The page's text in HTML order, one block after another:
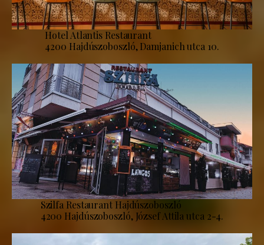
Hotel Atlantis Restaurant
4200 Hajdúszoboszló, Damjanich utca 10.
Szilfa Restaurant Hajdúszoboszló
4200 Hajdúszoboszló, József Attila utca 2-4.